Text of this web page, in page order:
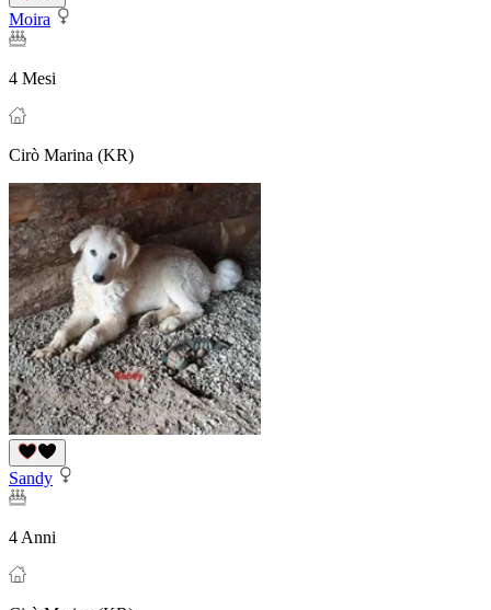
Moira
4 Mesi
Cirò Marina (KR)
Sandy
4 Anni